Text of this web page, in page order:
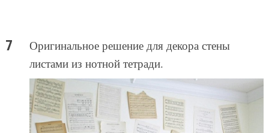
Оригинальное решение для декора стены
листами из нотной тетради.